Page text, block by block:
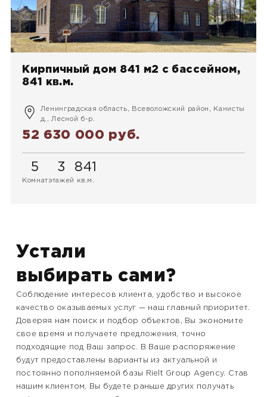
Кирпичный дом 841 м2 с бассейном,
841 кв.м.
Ленинградская область, Всеволожский район, Канисты
д., Лесной б-р.
52 630 000 руб.
5
Комнат
3
этажей
841
кв.м.
Устали
выбирать сами?
Соблюдение интересов клиента, удобство и высокое
качество оказываемых услуг — наш главный приоритет.
Доверяя нам поиск и подбор объектов, Вы экономите
свое время и получаете предложения, точно
подходящие под Ваш запрос. В Ваше распоряжение
будут предоставлены варианты из актуальной и
постоянно пополняемой базы Rielt Group Agency. Став
нашим клиентом, Вы будете раньше других получать